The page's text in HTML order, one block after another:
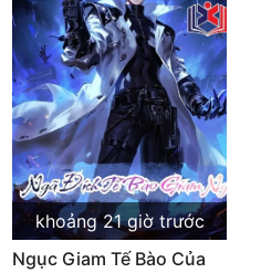
khoảng 21 giờ trước
Ngục Giam Tế Bào Của